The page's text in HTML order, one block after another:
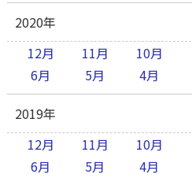
2020年
12月
11月 10月
6月
5月 4月
2019年
12月
11月 10月
6月
5月 4月